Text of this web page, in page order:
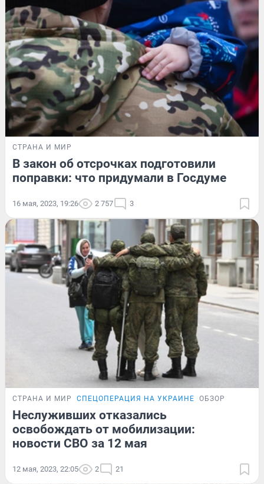
СТРАНА И МИР
В закон об отсрочках подготовили
поправки: что придумали в Госдуме
16 мая, 2023, 19:26 2 757 3
СТРАНА И МИР СПЕЦОПЕРАЦИЯ НА УКРАИНЕ ОБЗОР
Неслуживших отказались
освобождать от мобилизации:
новости СВО за 12 мая
12 мая, 2023, 22:05 2 21